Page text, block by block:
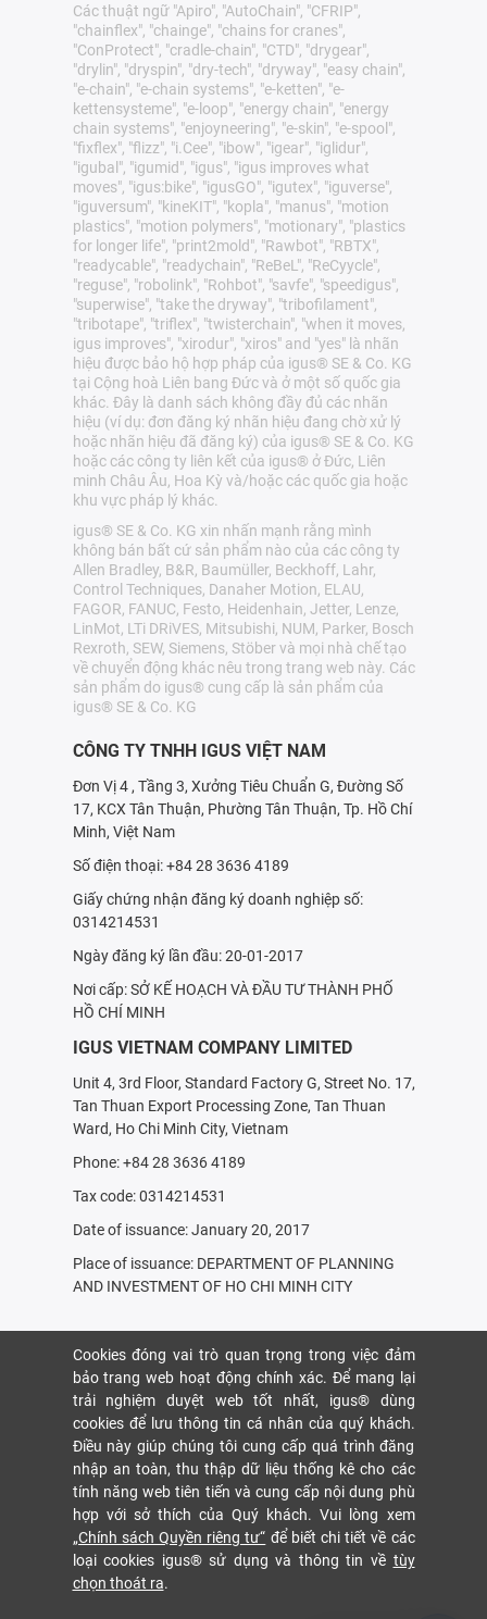
Các thuật ngữ "Apiro", "AutoChain", "CFRIP",
"chainflex", "chainge", "chains for cranes",
"ConProtect", "cradle-chain", "CTD", "drygear",
"drylin", "dryspin", "dry-tech", "dryway", "easy chain",
"e-chain", "e-chain systems", "e-ketten", "e-
kettensysteme", "e-loop", "energy chain", "energy
chain systems", "enjoyneering", "e-skin", "e-spool",
"fixflex", "flizz", "i.Cee", "ibow", "igear", "iglidur",
"igubal", "igumid", "igus", "igus improves what
moves", "igus:bike", "igusGO", "igutex", "iguverse",
"iguversum", "kineKIT", "kopla", "manus", "motion
plastics", "motion polymers", "motionary", "plastics
for longer life", "print2mold", "Rawbot", "RBTX",
"readycable", "readychain", "ReBeL", "ReCyycle",
"reguse", "robolink", "Rohbot", "savfe", "speedigus",
"superwise", "take the dryway", "tribofilament",
"tribotape", "triflex", "twisterchain", "when it moves,
igus improves", "xirodur", "xiros" and "yes" là nhãn
hiệu được bảo hộ hợp pháp của igus® SE & Co. KG
tại Cộng hoà Liên bang Đức và ở một số quốc gia
khác. Đây là danh sách không đầy đủ các nhãn
hiệu (ví dụ: đơn đăng ký nhãn hiệu đang chờ xử lý
hoặc nhãn hiệu đã đăng ký) của igus® SE & Co. KG
hoặc các công ty liên kết của igus® ở Đức, Liên
minh Châu Âu, Hoa Kỳ và/hoặc các quốc gia hoặc
khu vực pháp lý khác.
igus® SE & Co. KG xin nhấn mạnh rằng mình
không bán bất cứ sản phẩm nào của các công ty
Allen Bradley, B&R, Baumüller, Beckhoff, Lahr,
Control Techniques, Danaher Motion, ELAU,
FAGOR, FANUC, Festo, Heidenhain, Jetter, Lenze,
LinMot, LTi DRiVES, Mitsubishi, NUM, Parker, Bosch
Rexroth, SEW, Siemens, Stöber và mọi nhà chế tạo
về chuyển động khác nêu trong trang web này. Các
sản phẩm do igus® cung cấp là sản phẩm của
igus® SE & Co. KG
CÔNG TY TNHH IGUS VIỆT NAM
Đơn Vị 4 , Tầng 3, Xưởng Tiêu Chuẩn G, Đường Số
17, KCX Tân Thuận, Phường Tân Thuận, Tp. Hồ Chí
Minh, Việt Nam
Số điện thoại: +84 28 3636 4189
Giấy chứng nhận đăng ký doanh nghiệp số:
0314214531
Ngày đăng ký lần đầu: 20-01-2017
Nơi cấp: SỞ KẾ HOẠCH VÀ ÐẦU TƯ THÀNH PHỐ
HỒ CHÍ MINH
IGUS VIETNAM COMPANY LIMITED
Unit 4, 3rd Floor, Standard Factory G, Street No. 17,
Tan Thuan Export Processing Zone, Tan Thuan
Ward, Ho Chi Minh City, Vietnam
Phone: +84 28 3636 4189
Tax code: 0314214531
Date of issuance: January 20, 2017
Place of issuance: DEPARTMENT OF PLANNING
AND INVESTMENT OF HO CHI MINH CITY
Cookies đóng vai trò quan trọng trong việc đảm
bảo trang web hoạt động chính xác. Để mang lại
trải nghiệm duyệt web tốt nhất, igus® dùng
cookies để lưu thông tin cá nhân của quý khách.
Điều này giúp chúng tôi cung cấp quá trình đăng
nhập an toàn, thu thập dữ liệu thống kê cho các
tính năng web tiên tiến và cung cấp nội dung phù
hợp với sở thích của Quý khách. Vui lòng xem
„Chính sách Quyền riêng tư“ để biết chi tiết về các
loại cookies igus® sử dụng và thông tin về tùy
chọn thoát ra.